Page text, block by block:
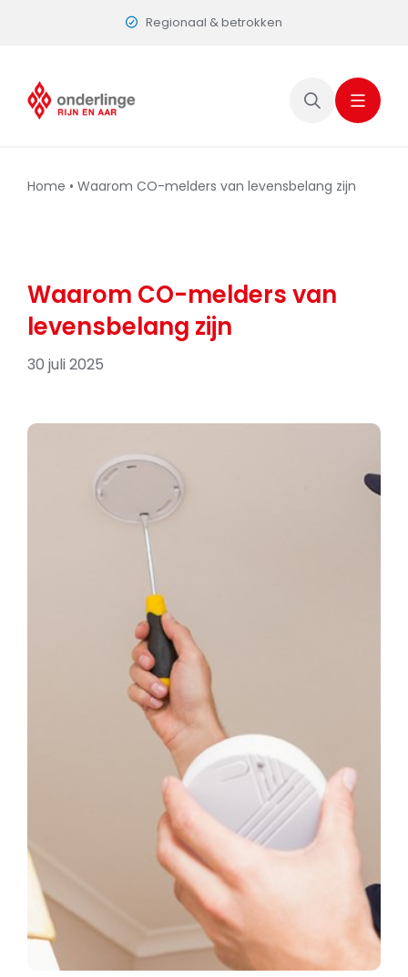
Regionaal & betrokken
Home • Waarom CO-melders van levensbelang zijn
Waarom CO-melders van
levensbelang zijn
30 juli 2025